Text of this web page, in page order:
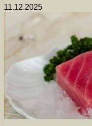
11.12.2025